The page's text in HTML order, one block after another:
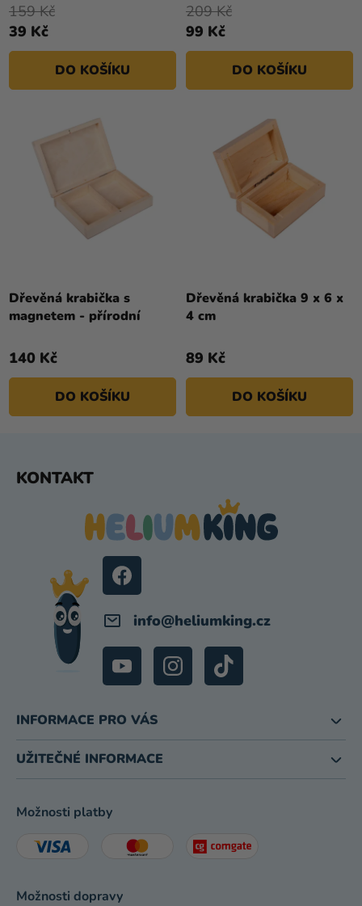
39 Kč
159 Kč
DO KOŠÍKU
99 Kč
209 Kč
DO KOŠÍKU
Dřevěná krabička s
magnetem - přírodní
140 Kč
DO KOŠÍKU
Dřevěná krabička 9 x 6 x
4 cm
89 Kč
DO KOŠÍKU
KONTAKT
info@heliumking.cz
INFORMACE PRO VÁS
UŽITEČNÉ INFORMACE
Možnosti platby
Možnosti dopravy